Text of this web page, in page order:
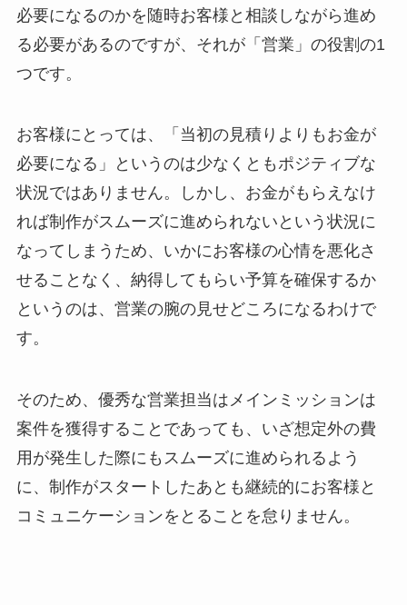
必要になるのかを随時お客様と相談しながら進め
る必要があるのですが、それが「営業」の役割の1
つです。
お客様にとっては、「当初の見積りよりもお金が
必要になる」というのは少なくともポジティブな
状況ではありません。しかし、お金がもらえなけ
れば制作がスムーズに進められないという状況に
なってしまうため、いかにお客様の心情を悪化さ
せることなく、納得してもらい予算を確保するか
というのは、営業の腕の見せどころになるわけで
す。
そのため、優秀な営業担当はメインミッションは
案件を獲得することであっても、いざ想定外の費
用が発生した際にもスムーズに進められるよう
に、制作がスタートしたあとも継続的にお客様と
コミュニケーションをとることを怠りません。